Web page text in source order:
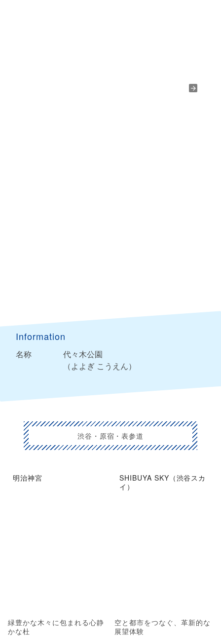
Information
名称
代々木公園
（よよぎ こうえん）
渋谷・原宿・表参道
明治神宮
緑豊かな木々に包まれる心静
かな杜
SHIBUYA SKY（渋谷スカ
イ）
空と都市をつなぐ、革新的な
展望体験